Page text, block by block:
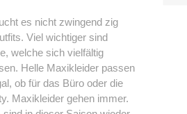
es nicht zwingend zig
Viel wichtiger sind
welche sich vielfältig
Helle Maxikleider passen
ob für das Büro oder die
Maxikleider gehen immer.